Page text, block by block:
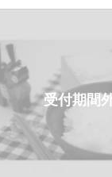
受付期間